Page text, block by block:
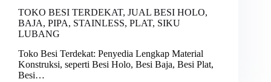
TOKO BESI TERDEKAT, JUAL BESI HOLO,
BAJA, PIPA, STAINLESS, PLAT, SIKU
LUBANG
Toko Besi Terdekat: Penyedia Lengkap Material
Konstruksi, seperti Besi Holo, Besi Baja, Besi Plat,
Besi…